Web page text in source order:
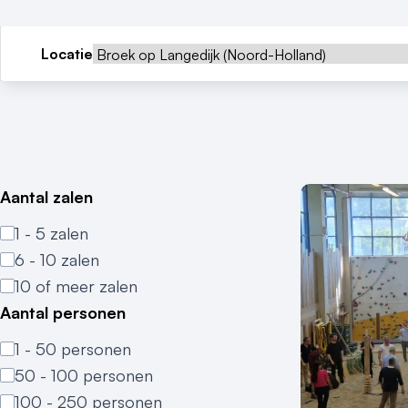
Locatie
Aantal zalen
1 - 5 zalen
6 - 10 zalen
10 of meer zalen
Aantal personen
1 - 50 personen
50 - 100 personen
100 - 250 personen